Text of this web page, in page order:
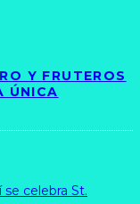
Y FRUTEROS
ÚNICA
celebra St.